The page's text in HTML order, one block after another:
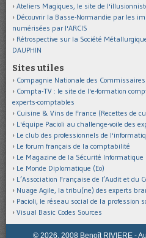
Ateliers Magiques, le site de
Découvrir la Basse-Normandie par les
numérisées par l'ARCIS
Rétrospective sur la Société
DAUPHIN
Sites utiles
Compagnie Nationale des
Compta-TV : le site de l'e-formation
experts-comptables
Cuisine & Vins de France (Recettes de
L'équipe Pacioli au challenge-voile des
Le club des professionnels de
Le forum français de la comptabilité
Le Magazine de la Sécurité Informatique
Le Monde Diplomatique (Eo)
L’Association Française de l’Audit et du
Nuage Agile, la tribu(ne) des experts
Pacioli, le réseau social de la profession
Visual Basic Codes Sources
© 2026, 2008 Benoît RIVIERE -